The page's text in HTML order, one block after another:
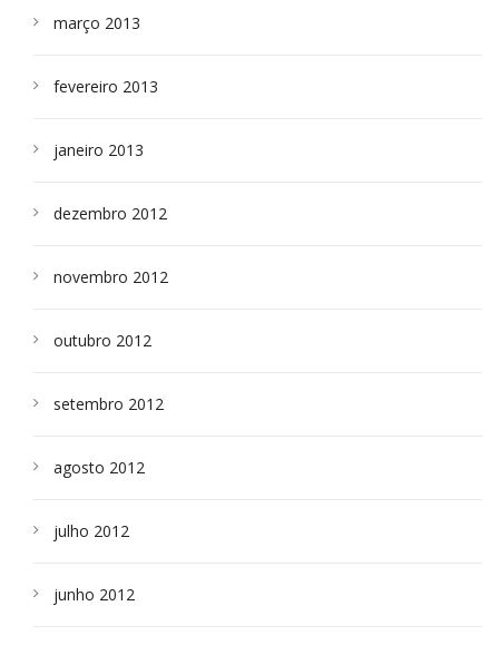
março 2013
fevereiro 2013
janeiro 2013
dezembro 2012
novembro 2012
outubro 2012
setembro 2012
agosto 2012
julho 2012
junho 2012